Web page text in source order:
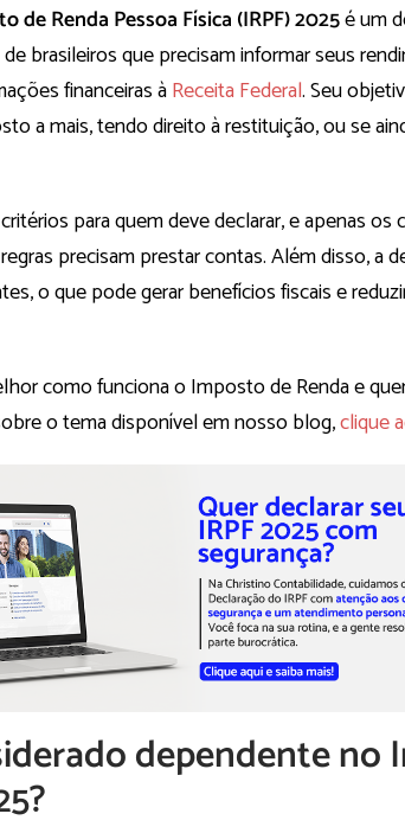
de Renda Pessoa Física (IRPF) 2025é um
brasileiros que precisam informar seus
financeiras àReceita Federal. Seu
a mais, tendo direito à restituição, ou se
para quem deve declarar, e apenas
precisam prestar contas. Além disso, a
o que pode gerar benefícios fiscais e
como funciona o Imposto de Renda e
o tema disponível em nosso blog,clique
dependente no